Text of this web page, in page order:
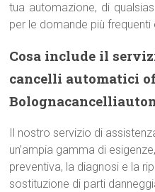
tua automazione, di
per le domande più frequenti
Cosa include il
cancelli automatici
Il nostro servizio di
un’ampia gamma di
preventiva, la diagnosi e la
sostituzione di parti